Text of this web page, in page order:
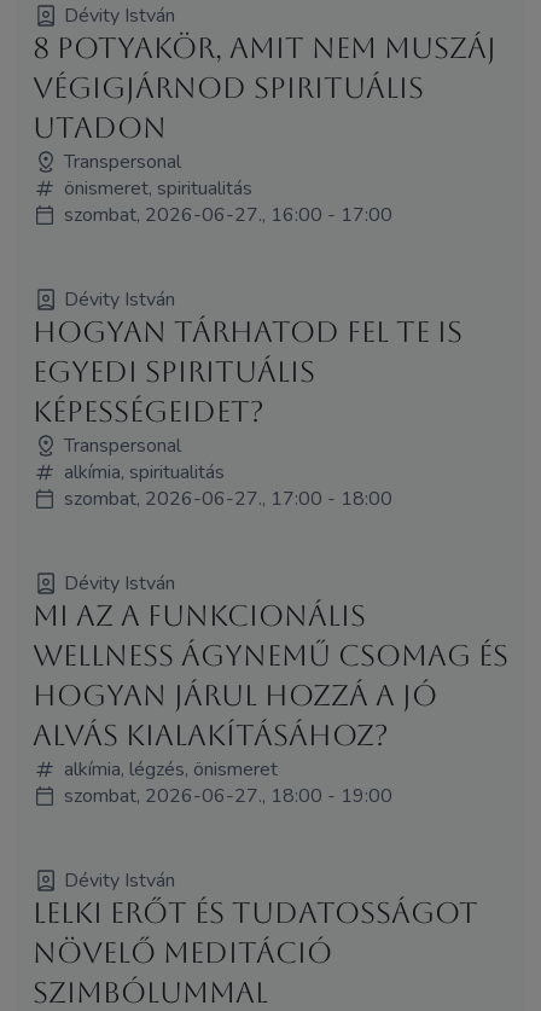
Dévity István
8 potyakör, amit nem muszáj
végigjárnod spirituális
utadon
Transpersonal
önismeret, spiritualitás
szombat, 2026-06-27., 16:00 - 17:00
Dévity István
Hogyan tárhatod fel te is
egyedi spirituális
képességeidet?
Transpersonal
alkímia, spiritualitás
szombat, 2026-06-27., 17:00 - 18:00
Dévity István
Mi az a funkcionális
wellness ágynemű csomag és
hogyan járul hozzá a jó
alvás kialakításához?
alkímia, légzés, önismeret
szombat, 2026-06-27., 18:00 - 19:00
Dévity István
LELKI ERŐT ÉS TUDATOSSÁGOT
NÖVELŐ MEDITÁCIÓ
SZIMBÓLUMMAL